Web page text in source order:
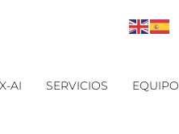
AI SERVICIOS EQUIPO